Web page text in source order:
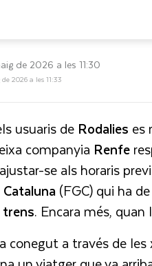
de 2026 a les 11:30
2026 a les 11:33
usuaris de Rodalies es
companyia Renfe
se als horaris
(FGC) qui ha
trens. Encara més, quan
conegut a través de